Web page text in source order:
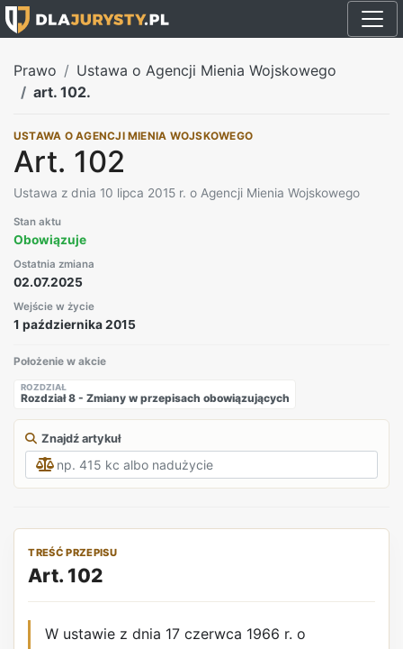
Prawo
Ustawa o Agencji Mienia Wojskowego
art. 102.
USTAWA O AGENCJI MIENIA WOJSKOWEGO
Art. 102
Ustawa z dnia 10 lipca 2015 r. o Agencji Mienia Wojskowego
Stan aktu
Obowiązuje
Ostatnia zmiana
02.07.2025
Wejście w życie
1 października 2015
Położenie w akcie
ROZDZIAŁ
Rozdział 8 - Zmiany w przepisach obowiązujących
Znajdź artykuł
TREŚĆ PRZEPISU
Art. 102
W ustawie z dnia 17 czerwca 1966 r. o